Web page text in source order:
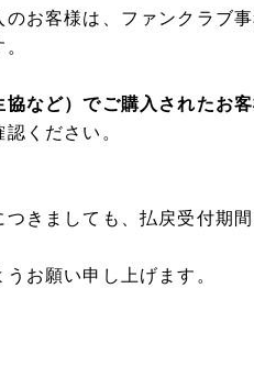
お客様は、ファンクラブ
など）でご購入されたお
ください。
きましても、払戻受付期
お願い申し上げます。